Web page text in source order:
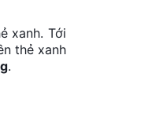
xanh. Tới
thẻ xanh
.